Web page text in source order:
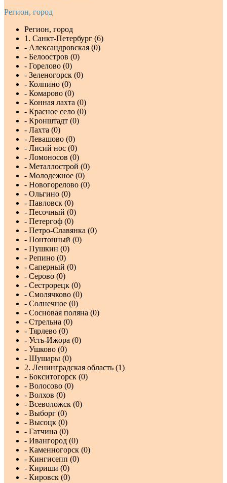
Регион, город
Регион, город
1. Санкт-Петербург (6)
- Александровская (0)
- Белоостров (0)
- Горелово (0)
- Зеленогорск (0)
- Колпино (0)
- Комарово (0)
- Конная лахта (0)
- Красное село (0)
- Кронштадт (0)
- Лахта (0)
- Левашово (0)
- Лисий нос (0)
- Ломоносов (0)
- Металлострой (0)
- Молодежное (0)
- Новогорелово (0)
- Ольгино (0)
- Павловск (0)
- Песочный (0)
- Петергоф (0)
- Петро-Славянка (0)
- Понтонный (0)
- Пушкин (0)
- Репино (0)
- Саперный (0)
- Серово (0)
- Сестрорецк (0)
- Смолячково (0)
- Солнечное (0)
- Сосновая поляна (0)
- Стрельна (0)
- Тярлево (0)
- Усть-Ижора (0)
- Ушково (0)
- Шушары (0)
2. Ленинградская область (1)
- Бокситогорск (0)
- Волосово (0)
- Волхов (0)
- Всеволожск (0)
- Выборг (0)
- Высоцк (0)
- Гатчина (0)
- Ивангород (0)
- Каменногорск (0)
- Кингисепп (0)
- Кириши (0)
- Кировск (0)